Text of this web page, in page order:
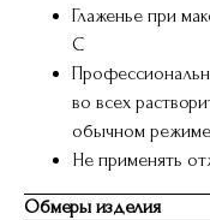
Глаженье при
С
во всех
обычном режиме
Не применять
Обмеры изделия